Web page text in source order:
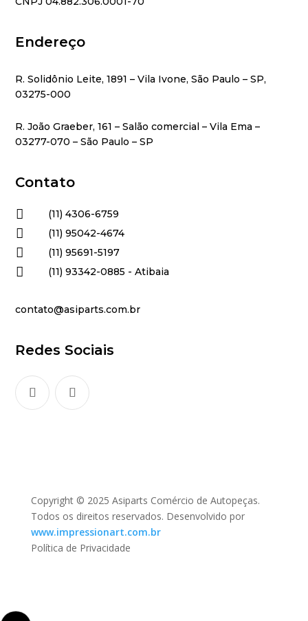
Endereço
R. Solidônio Leite, 1891 – Vila Ivone, São Paulo – SP,
03275-000
R. João Graeber, 161 – Salão comercial – Vila Ema –
03277-070 – São Paulo – SP
Contato
 (11) 4306-6759
 (11) 95042-4674
 (11) 95691-5197
 (11) 93342-0885 - Atibaia
contato@asiparts.com.br
Redes Sociais
Copyright © 2025 Asiparts Comércio de Autopeças.
Todos os direitos reservados. Desenvolvido por
www.impressionart.com.br
Política de Privacidade